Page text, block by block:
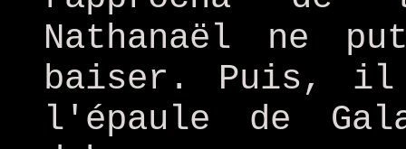
Nathanaël ne
baiser. Puis, il
l'épaule de